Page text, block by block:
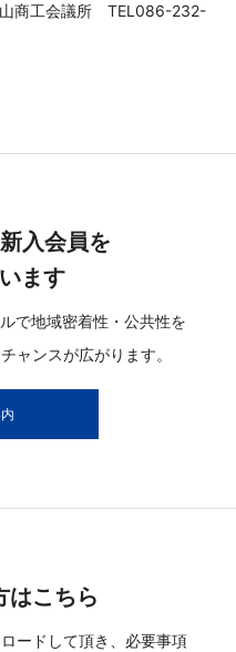
商工会議所 TEL086-232-
入会員を
ます
で地域密着性・公共性を
ャンスが広がります。
はこちら
ードして頂き、必要事項